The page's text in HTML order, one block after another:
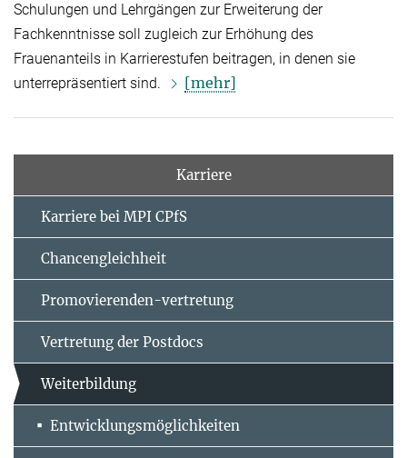
Schulungen und Lehrgängen zur Erweiterung der
Fachkenntnisse soll zugleich zur Erhöhung des
Frauenanteils in Karrierestufen beitragen, in denen sie
unterrepräsentiert sind.
[mehr]
Karriere
Karriere bei MPI CPfS
Chancengleichheit
Promovierenden-vertretung
Vertretung der Postdocs
Weiterbildung
Entwicklungsmöglichkeiten